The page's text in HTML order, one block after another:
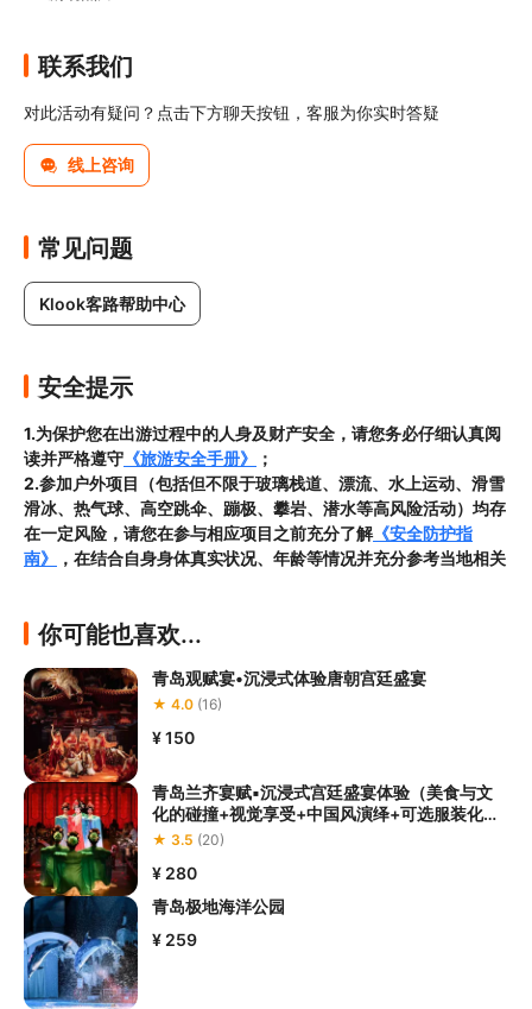
联系我们
对此活动有疑问？点击下方聊天按钮，客服为你实时答疑
线上咨询
常见问题
Klook客路帮助中心
安全提示
1.为保护您在出游过程中的人身及财产安全，请您务必仔细认真阅
读并严格遵守 《旅游安全手册》
；
2.参加户外项目（包括但不限于玻璃栈道、漂流、水上运动、滑雪
滑冰、热气球、高空跳伞、蹦极、攀岩、潜水等高风险活动）均存
在一定风险，请您在参与相应项目之前充分了解《安全防护指
南》
，在结合自身身体真实状况、年龄等情况并充分参考当地相关
龄、准入身高及准入体重等准入要求
4.禁止孕妇、患有高血压、心脏病等不适合刺激性游玩项目的疾病
患者及严重恐高、体质较弱的游客参加本项目，
参加本项目发生意外的，由您本人承担一切责任，因此给旅行社造
5.在项目过程中您需要全程正确穿戴安全护具，戴眼镜的游客应当
做好相应防护，避免发生意外事件。若本项目因天气恶劣或其他不
可抗力导致无法成行的，请您听从旅行社工作人员的安排参加活
动；
6.若您在项目过程中感到任何不适，请及时与项目工作人员进行沟
你可能也喜欢...
青岛观赋宴•沉浸式体验唐朝宫廷盛宴
★ 4.0 (16)
¥ 150
青岛兰齐宴赋▪沉浸式宫廷盛宴体验（美食与文
化的碰撞+视觉享受+中国风演绎+可选服装化妆
体验）
★ 3.5 (20)
¥ 280
青岛极地海洋公园
¥ 259